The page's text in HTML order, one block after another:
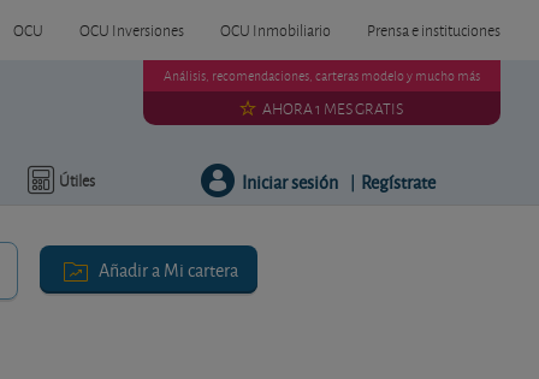
OCU OCU Inversiones OCU Inmobiliario Prensa e instituciones
Útiles
Análisis, recomendaciones, carteras modelo y mucho más
AHORA 1 MES GRATIS
Iniciar sesión | Regístrate
Añadir a Mi cartera